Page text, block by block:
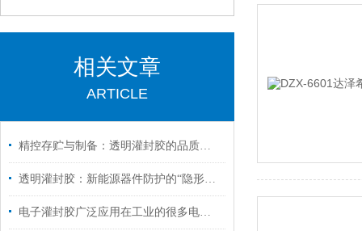
相关文章
ARTICLE
精控存贮与制备：透明灌封胶的品质保障之道
透明灌封胶：新能源器件防护的“隐形铠甲”
电子灌封胶广泛应用在工业的很多电子器件